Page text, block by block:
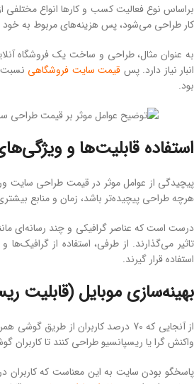
براساس نوع فعالیت کسب و کارها انواع
کار طراحی می‌شود، پس هزینه‌های مربوط به
به عنوان مثال، طراحی و ساخت یک فروشگاه
انبار نیاز دارد. پس قیمت سایت فروشگاهی نسبت
بود.
استفاده قابلیت‌ها و
پیچیدگی از عوامل موثر در قیمت طراحی سایت
هرچه طراحی پیچیده‌تر باشد، زمان و منابع
درست است که عناصر گرافیکی و چند رسانه‌ای
تاثیر می‌گذارند. از طرفی، استفاده از
استفاده قرار گیرند.
بهینه‌سازی موبایل (قابلیت
از آنجایی که 70 درصد کاربران از
واکنش گرا یا ریسپانسیو طراحی کنند تا کاربران
پاسخگو بودن سایت به این معناست که کاربران